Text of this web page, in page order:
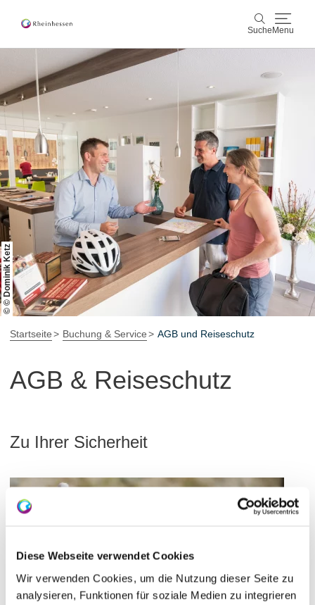
Diese Webseite verwendet Cookies
Wir verwenden Cookies, um die Nutzung dieser Seite zu
analysieren, Funktionen für soziale Medien zu integrieren
Suche Menu
Kultur & Städte
Veranstaltungen
Buchung & Service
ShopRheinhessen-Blog Karte
© © Dominik Ketz
Startseite Buchung & Service AGB und Reiseschutz
AGB & Reiseschutz
Zu Ihrer Sicherheit